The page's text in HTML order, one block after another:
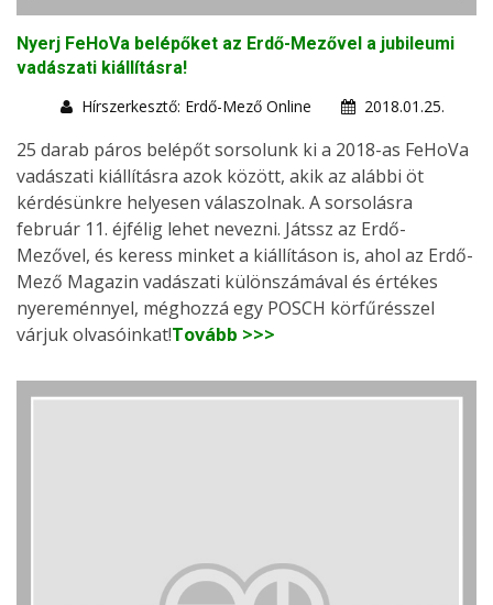
Nyerj FeHoVa belépőket az Erdő-Mezővel a jubileumi
vadászati kiállításra!
Hírszerkesztő: Erdő-Mező Online
2018.01.25.
25 darab páros belépőt sorsolunk ki a 2018-as FeHoVa
vadászati kiállításra azok között, akik az alábbi öt
kérdésünkre helyesen válaszolnak. A sorsolásra
február 11. éjfélig lehet nevezni. Játssz az Erdő-
Mezővel, és keress minket a kiállításon is, ahol az Erdő-
Mező Magazin vadászati különszámával és értékes
nyereménnyel, méghozzá egy POSCH körfűrésszel
várjuk olvasóinkat!Tovább >>>